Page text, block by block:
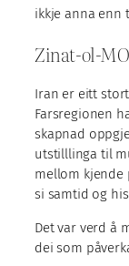
ikkje anna enn
Zinat-ol-
Iran er eitt
Farsregionen
skapnad
utstilllinga til
mellom kjende
si samtid og
Det var verd å
dei som